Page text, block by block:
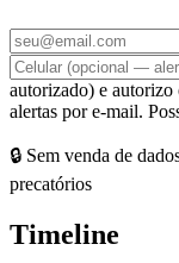
autorizado) e
alertas por e-mail.
🔒 Sem venda de
precatórios
Timeline